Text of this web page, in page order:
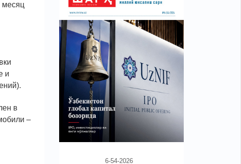
месяц
и
в
–
6-54-2026